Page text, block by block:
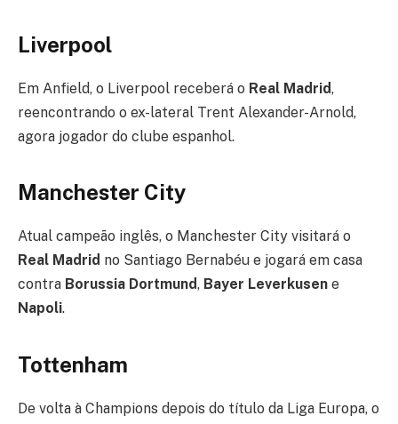
Liverpool
Em Anfield, o Liverpool receberá o Real Madrid,
reencontrando o ex-lateral Trent Alexander-Arnold,
agora jogador do clube espanhol.
Manchester City
Atual campeão inglês, o Manchester City visitará o
Real Madrid no Santiago Bernabéu e jogará em casa
contra Borussia Dortmund, Bayer Leverkusen e
Napoli.
Tottenham
De volta à Champions depois do título da Liga Europa, o